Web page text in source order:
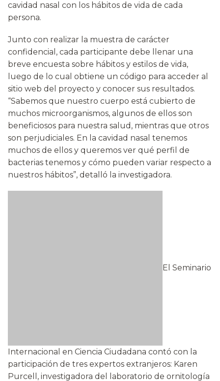
cavidad nasal con los hábitos de vida de cada
persona.
Junto con realizar la muestra de carácter
confidencial, cada participante debe llenar una
breve encuesta sobre hábitos y estilos de vida,
luego de lo cual obtiene un código para acceder al
sitio web del proyecto y conocer sus resultados.
“Sabemos que nuestro cuerpo está cubierto de
muchos microorganismos, algunos de ellos son
beneficiosos para nuestra salud, mientras que otros
son perjudiciales. En la cavidad nasal tenemos
muchos de ellos y queremos ver qué perfil de
bacterias tenemos y cómo pueden variar respecto a
nuestros hábitos”, detalló la investigadora.
El Seminario
Internacional en Ciencia Ciudadana contó con la
participación de tres expertos extranjeros: Karen
Purcell, investigadora del laboratorio de ornitología